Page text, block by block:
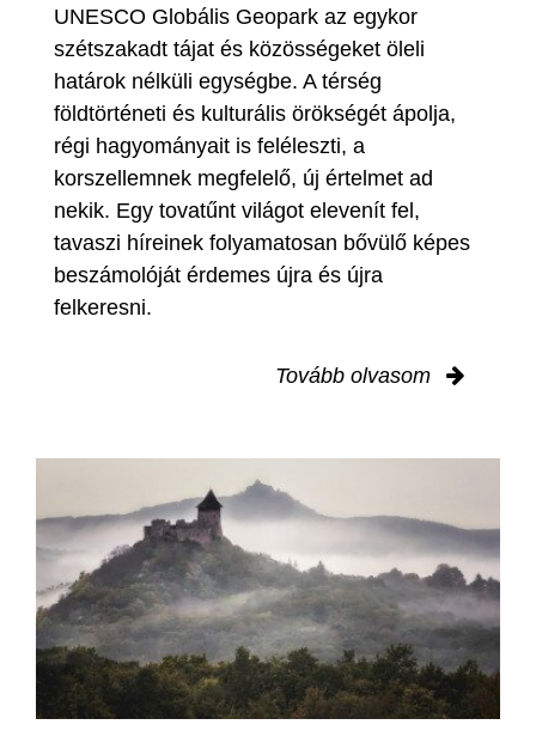
UNESCO Globális Geopark az egykor
szétszakadt tájat és közösségeket öleli
határok nélküli egységbe. A térség
földtörténeti és kulturális örökségét ápolja,
régi hagyományait is feléleszti, a
korszellemnek megfelelő, új értelmet ad
nekik. Egy tovatűnt világot elevenít fel,
tavaszi híreinek folyamatosan bővülő képes
beszámolóját érdemes újra és újra
felkeresni.
Tovább olvasom